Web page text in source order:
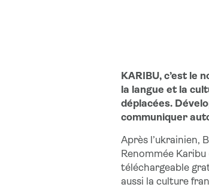
KARIBU, c’est le
la langue et la
déplacées.
communiquer
Après l’ukrainien,
Renommée
téléchargeable
aussi la culture